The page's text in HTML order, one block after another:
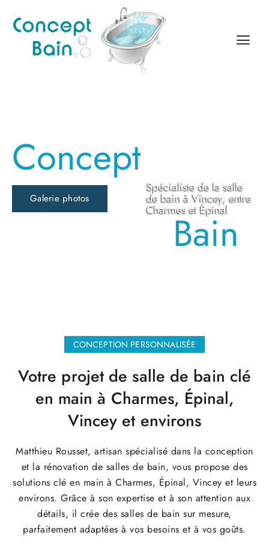
Concept
Galerie photos
Spécialiste de la salle
de bain à Vincey, entre
Charmes et Épinal
Bain
CONCEPTION PERSONNALISÉE
Votre projet de salle de bain clé
en main à Charmes, Épinal,
Vincey et environs
Matthieu Rousset, artisan spécialisé dans la conception
et la rénovation de salles de bain, vous propose des
solutions clé en main à Charmes, Épinal, Vincey et leurs
environs. Grâce à son expertise et à son attention aux
détails, il crée des salles de bain sur mesure,
parfaitement adaptées à vos besoins et à vos goûts.